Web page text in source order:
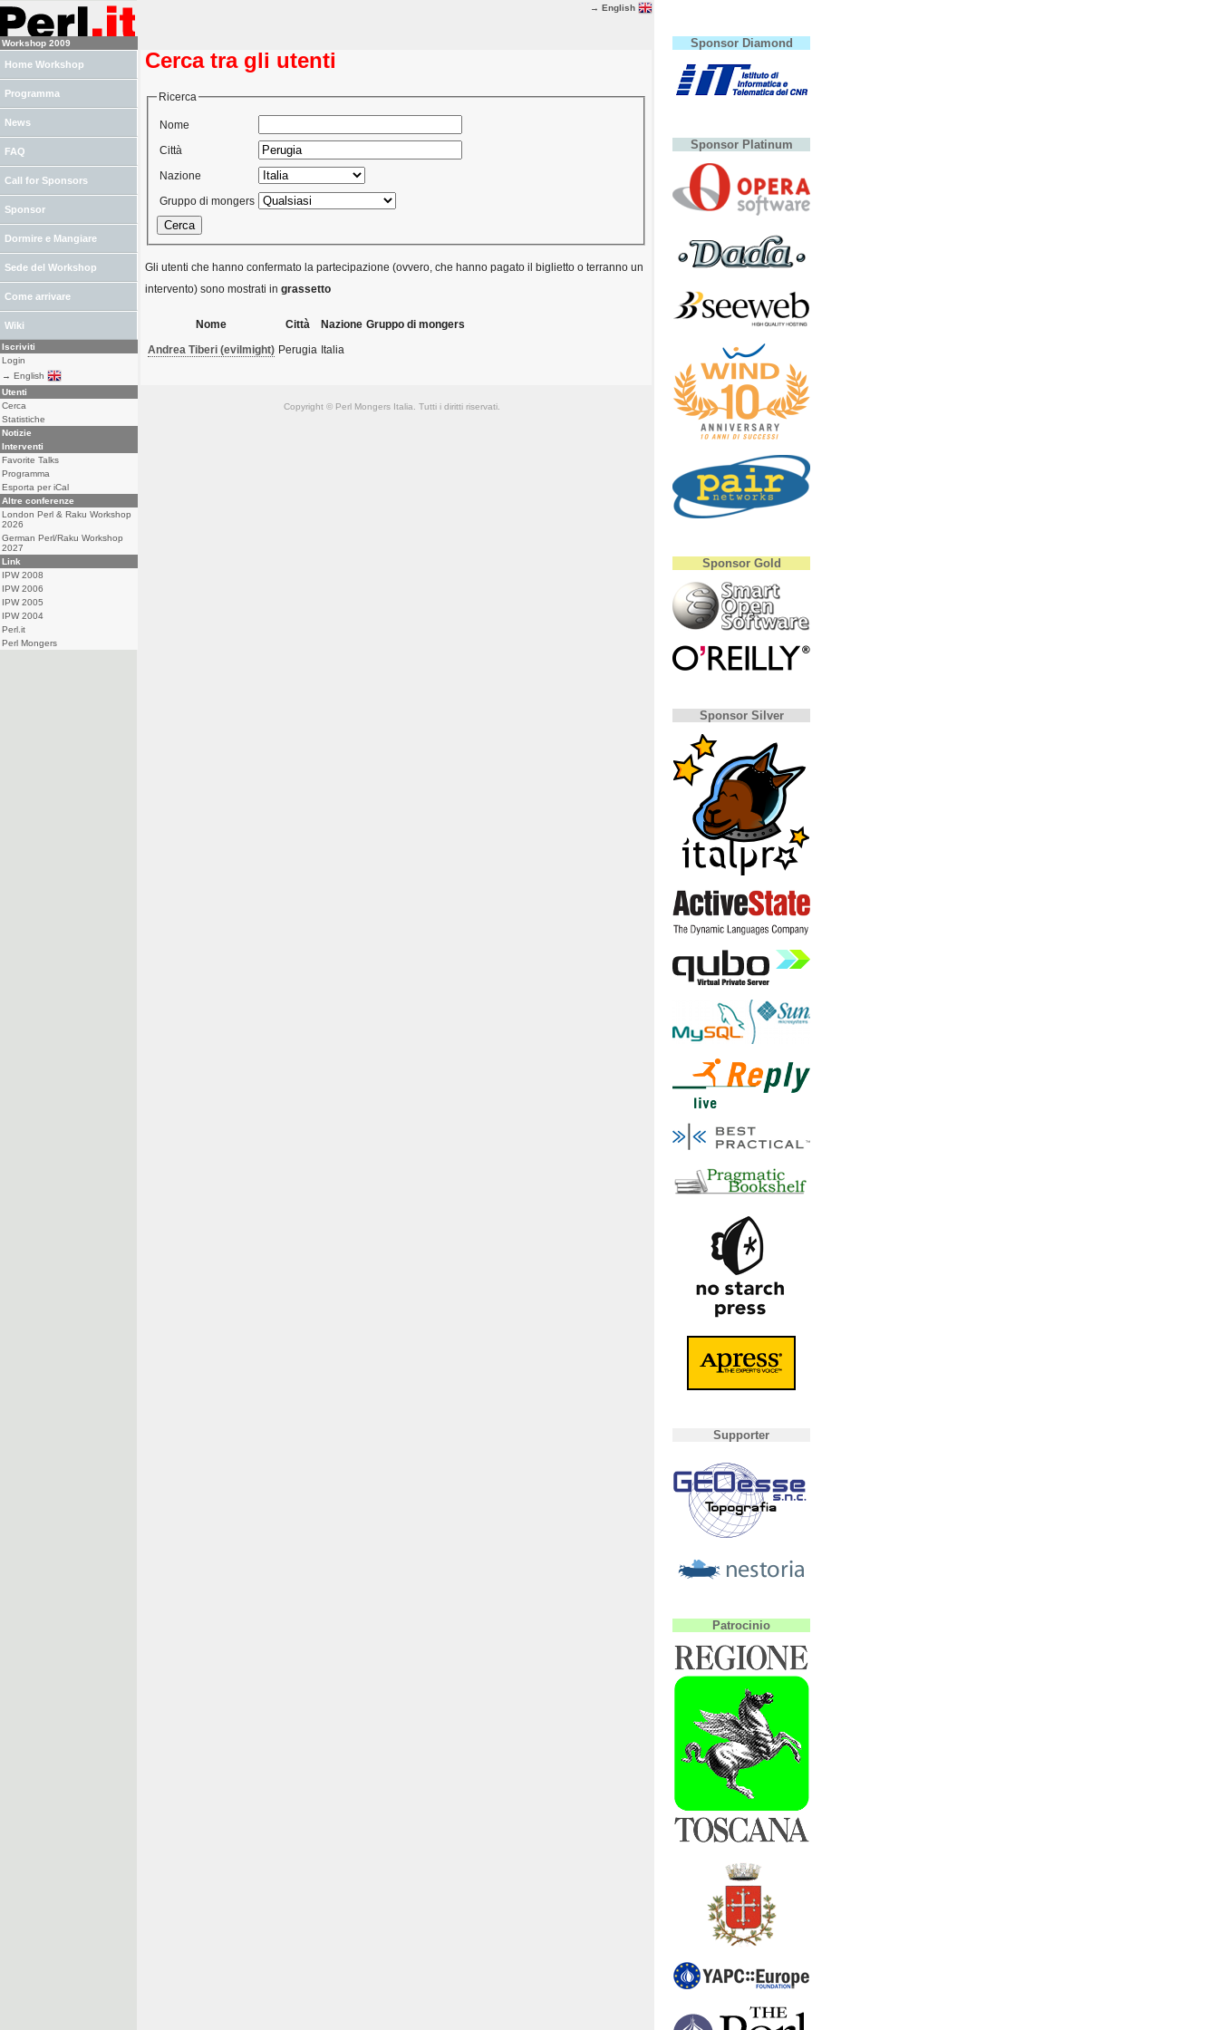
→ English
Cerca tra gli utenti
Ricerca
Nome
Città
Nazione
Gruppo di mongers
Gli utenti che hanno confermato la partecipazione (ovvero, che hanno pagato il biglietto o terranno un
intervento) sono mostrati in grassetto
Nome Città Nazione Gruppo di mongers
Andrea Tiberi (‎evilmight‎) Perugia Italia
Copyright © Perl Mongers Italia. Tutti i diritti riservati.
Workshop 2009
Home Workshop
Programma
News
FAQ
Call for Sponsors
Sponsor
Dormire e Mangiare
Sede del Workshop
Come arrivare
Wiki
Iscriviti
Login
→ English
Utenti
Cerca
Statistiche
Notizie
Interventi
Favorite Talks
Programma
Esporta per iCal
Altre conferenze
London Perl & Raku Workshop
2026
German Perl/Raku Workshop
2027
Link
IPW 2008
IPW 2006
IPW 2005
IPW 2004
Perl.it
Perl Mongers
Sponsor Diamond
Sponsor Platinum
Sponsor Gold
Sponsor Silver
Supporter
Patrocinio